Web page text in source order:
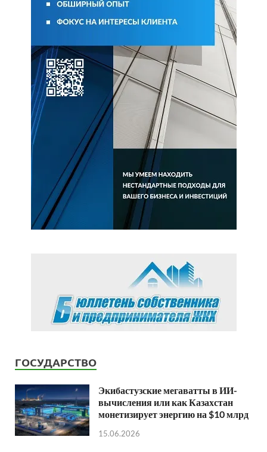
ГОСУДАРСТВО
Экибастузские мегаватты в ИИ-
вычисления или как Казахстан
монетизирует энергию на $10 млрд
15.06.2026